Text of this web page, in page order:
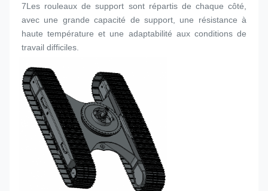
7Les rouleaux de support sont répartis de chaque côté,
avec une grande capacité de support, une résistance à
haute température et une adaptabilité aux conditions de
travail difficiles.